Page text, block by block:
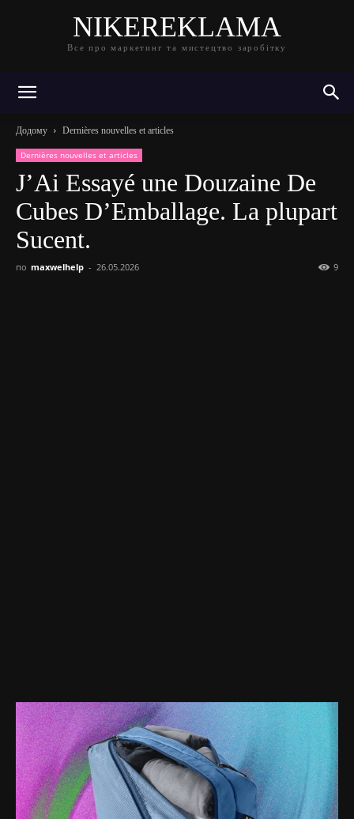
NIKEREKLAMA
Все про маркетинг та мистецтво заробітку
Додому Dernières nouvelles et articles
Dernières nouvelles et articles
J’Ai Essayé une Douzaine De
Cubes D’Emballage. La plupart
Sucent.
по maxwelhelp - 26.05.2026 9